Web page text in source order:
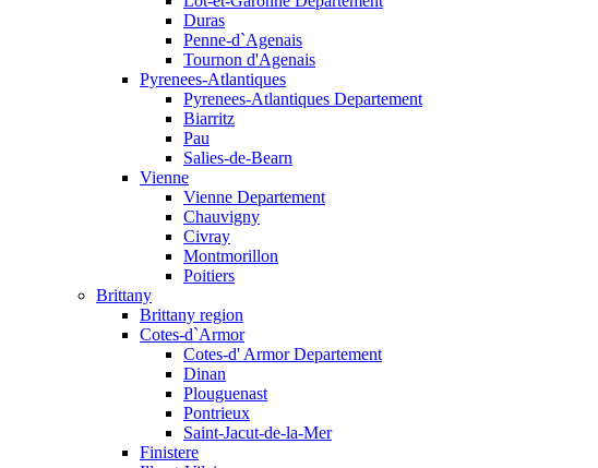
Duras
Penne-d`Agenais
Tournon d'Agenais
Pyrenees-Atlantiques
Pyrenees-Atlantiques Departement
Biarritz
Pau
Salies-de-Bearn
Vienne
Vienne Departement
Chauvigny
Civray
Montmorillon
Poitiers
Brittany
Brittany region
Cotes-d`Armor
Cotes-d' Armor Departement
Dinan
Plouguenast
Pontrieux
Saint-Jacut-de-la-Mer
Finistere